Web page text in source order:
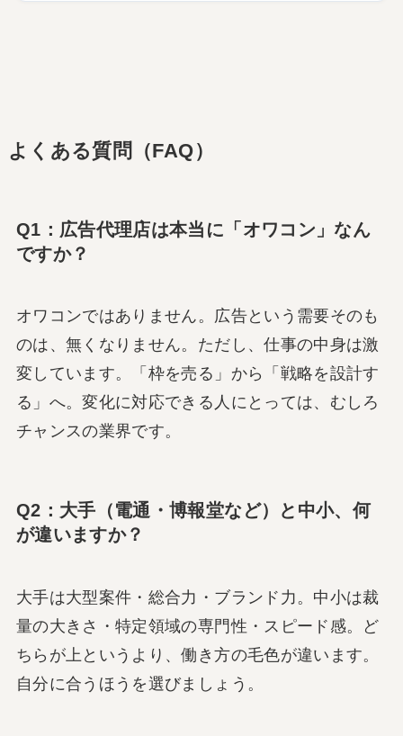
よくある質問（FAQ）
Q1：広告代理店は本当に「オワコン」なん
ですか？
オワコンではありません。広告という需要そのも
のは、無くなりません。ただし、仕事の中身は激
変しています。「枠を売る」から「戦略を設計す
る」へ。変化に対応できる人にとっては、むしろ
チャンスの業界です。
Q2：大手（電通・博報堂など）と中小、何
が違いますか？
大手は大型案件・総合力・ブランド力。中小は裁
量の大きさ・特定領域の専門性・スピード感。ど
ちらが上というより、働き方の毛色が違います。
自分に合うほうを選びましょう。